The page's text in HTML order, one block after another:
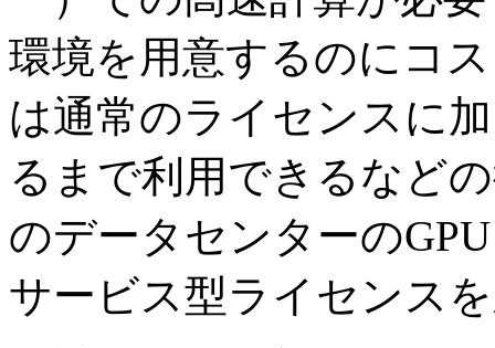
環境を用意するのにコ
は通常のライセンスに
るまで利用できるなど
のデータセンターの
サービス型ライセンス